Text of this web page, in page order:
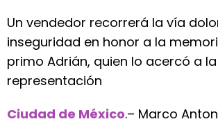
Un vendedor recorrerá la vía
inseguridad en honor a la
primo Adrián, quien lo acercó a la
representación
Ciudad de México.– Marco